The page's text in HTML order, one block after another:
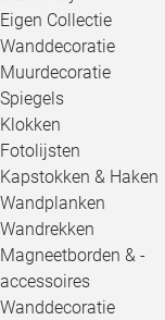
Eigen Collectie
Wanddecoratie
Muurdecoratie
Spiegels
Klokken
Fotolijsten
Kapstokken & Haken
Wandplanken
Wandrekken
Magneetborden & -
accessoires
Wanddecoratie